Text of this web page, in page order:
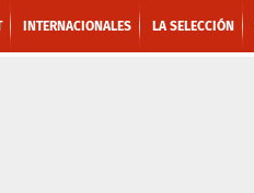
INTERNACIONALES LA SELECCIÓN